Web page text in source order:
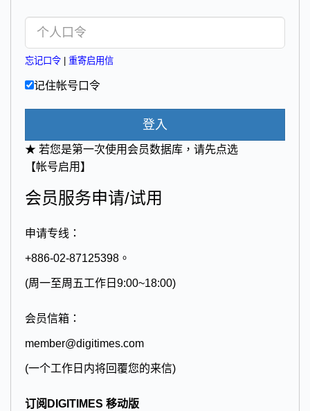
忘记口令 重寄启用信
记住帐号口令
登入
★ 若您是第一次使用会员数据库，请先点选
【帐号启用】
会员服务申请/试用
申请专线：
+886-02-87125398。
(周一至周五工作日9:00~18:00)
会员信箱：
member@digitimes.com
(一个工作日内将回覆您的来信)
订阅DIGITIMES 移动版